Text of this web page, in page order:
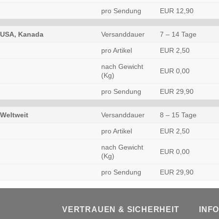
pro Sendung EUR 12,90
USA, Kanada Versanddauer 7 – 14 Tage
pro Artikel EUR 2,50
nach Gewicht
(Kg)
EUR 0,00
pro Sendung EUR 29,90
Weltweit Versanddauer 8 – 15 Tage
pro Artikel EUR 2,50
nach Gewicht
(Kg)
EUR 0,00
pro Sendung EUR 29,90
VERTRAUEN & SICHERHEIT